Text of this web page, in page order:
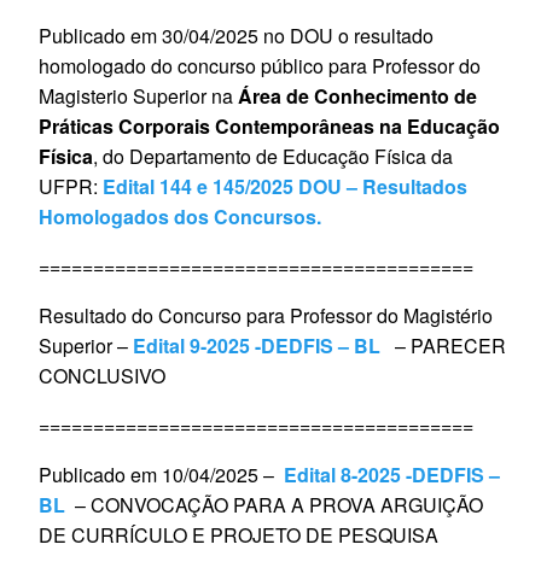
Publicado em 30/04/2025 no DOU o resultado
homologado do concurso público para Professor do
Magisterio Superior naÁrea de Conhecimento de
Práticas Corporais Contemporâneas na Educação
Física, do Departamento de Educação Física da
UFPR: Edital 144 e 145/2025 DOU – Resultados
Homologados dos Concursos.
========================================
Resultado do Concurso para Professor do Magistério
Superior – Edital 9-2025 -DEDFIS – BL – PARECER
CONCLUSIVO
========================================
Publicado em 10/04/2025 – Edital 8-2025 -DEDFIS –
BL – CONVOCAÇÃO PARA A PROVA ARGUIÇÃO
DE CURRÍCULO E PROJETO DE PESQUISA